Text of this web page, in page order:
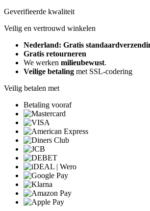
Geverifieerde kwaliteit
Veilig en vertrouwd winkelen
Nederland: Gratis
Gratis retourneren
We werken milieubewust.
Veilige betaling met SSL-codering
Veilig betalen met
Betaling vooraf